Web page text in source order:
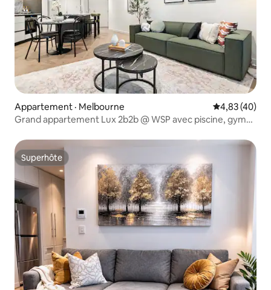
Appartement · Melbourne Note
4,83 (40)
Grand appartement Lux 2b2b @ WSP avec piscine, gym
Superhôte
Superhôte